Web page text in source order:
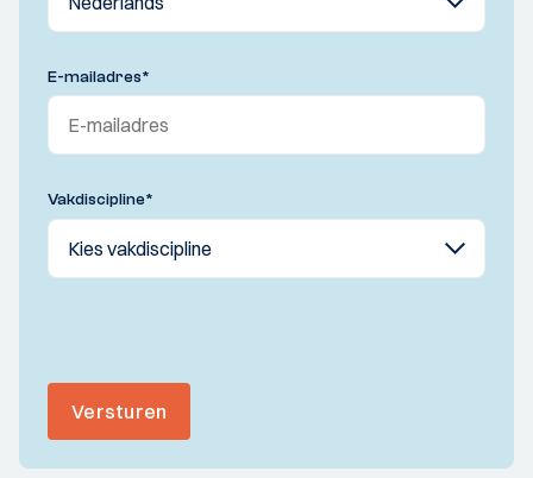
E-mailadres*
Vakdiscipline*
Versturen